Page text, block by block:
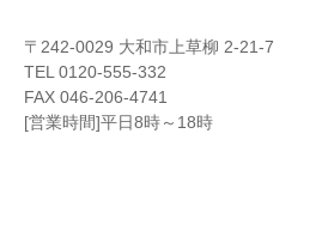
〒242-0029 大和市上草柳 2-21-7
TEL 0120-555-332
FAX 046-206-4741
[営業時間]平日8時～18時